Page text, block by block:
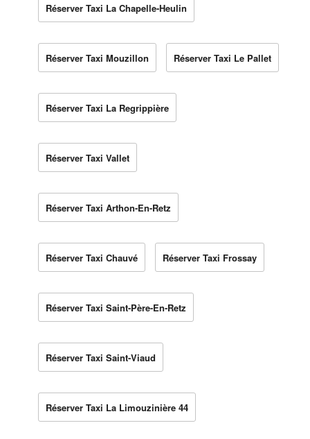
Réserver Taxi La Chapelle-Heulin
Réserver Taxi Mouzillon Réserver Taxi Le Pallet
Réserver Taxi La Regrippière
Réserver Taxi Vallet
Réserver Taxi Arthon-En-Retz
Réserver Taxi Chauvé Réserver Taxi Frossay
Réserver Taxi Saint-Père-En-Retz
Réserver Taxi Saint-Viaud
Réserver Taxi La Limouzinière 44